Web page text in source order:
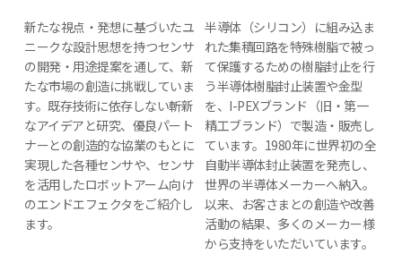
新たな視点・発想に基づいたユ
ニークな設計思想を持つセンサ
の開発・用途提案を通して、新
たな市場の創造に挑戦していま
す。既存技術に依存しない斬新
なアイデアと研究、優良パート
ナーとの創造的な協業のもとに
実現した各種センサや、センサ
を活用したロボットアーム向け
のエンドエフェクタをご紹介し
ます。
半導体（シリコン）に組み込ま
れた集積回路を特殊樹脂で被っ
て保護するための樹脂封止を行
う半導体樹脂封止装置や金型
を、I-PEXブランド（旧・第一
精工ブランド）で製造・販売し
ています。1980年に世界初の全
自動半導体封止装置を発売し、
世界の半導体メーカーへ納入。
以来、お客さまとの創造や改善
活動の結果、多くのメーカー様
から支持をいただいています。